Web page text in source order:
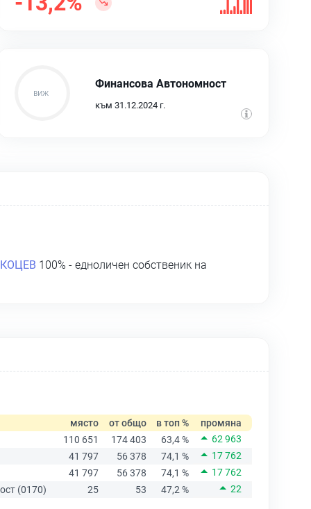
Финансова Автономност
към 31.12.2024 г.
100% - едноличен собственик на
място от общо в топ %
промяна
110 651
174 403 63,4 %
62 963
41 797
56 378 74,1 %
17 762
41 797
56 378 74,1 %
17 762
(0170)
25 53 47,2 % 22